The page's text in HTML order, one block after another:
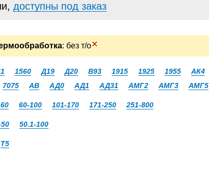
доступны под заказ
: без т/о✕
1560 Д19 Д20 В93 1915 1925 1955 АК4
7075 АВ АД0 АД1 АД31 АМГ2 АМГ3 АМГ5
60-100 101-170 171-250 251-800
50.1-100
Т5